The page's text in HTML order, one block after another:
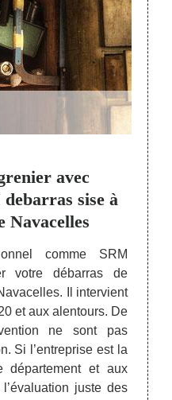
avec
sise à
Navacelles
comme SRM
votre débarras de
Il intervient
et aux alentours. De
ne sont pas
Si l’entreprise est la
département et aux
juste des
êtes
vos